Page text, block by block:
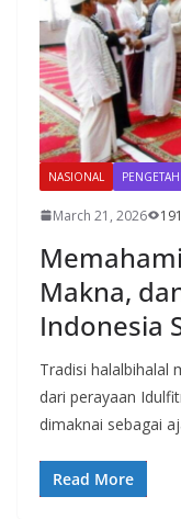
NASIONAL
March 21, 2026
Makna,
Indonesia
Tradisi halalbihalal
dari perayaan
dimaknai sebagai
Read More